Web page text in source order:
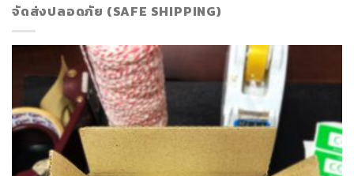
จัดส่งปลอดภัย (SAFE SHIPPING)